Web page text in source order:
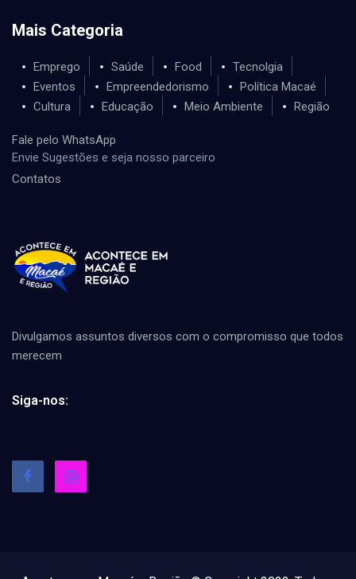
Mais Categoria
Emprego Saúde Food
Tecnolgia
Eventos
Empreendedorismo
Política Macaé
Cultura
Educação Meio Ambiente Região
Fale pelo WhatsApp
Envie Sugestões e seja nosso parceiro
Contatos
Divulgamos assuntos diversos com o compromisso que todos
merecem
Siga-nos: